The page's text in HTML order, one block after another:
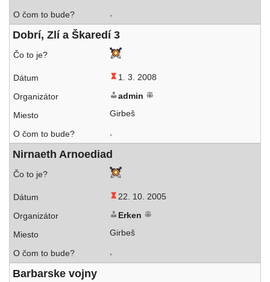
,
Dobrí, Zlí a Škaredí 3
1. 3. 2008
admin
Girbeš
,
Nirnaeth Arnoediad
22. 10. 2005
Erken
Girbeš
,
Barbarske voj­ny